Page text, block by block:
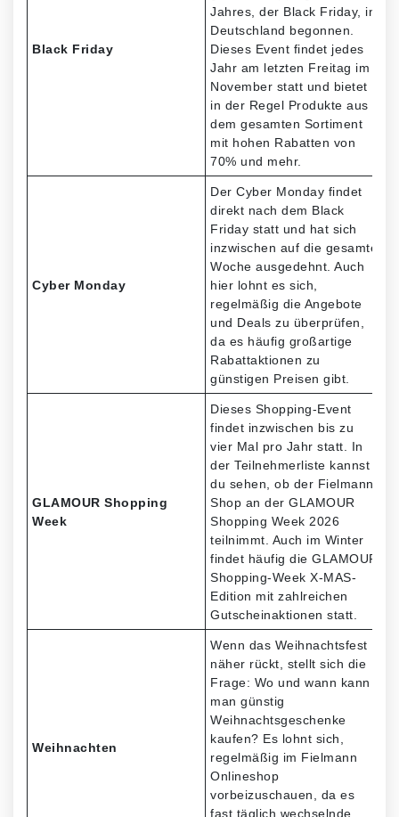
Black Friday
Jahres, der Black Friday, in
Deutschland begonnen.
Dieses Event findet jedes
Jahr am letzten Freitag im
November statt und bietet
in der Regel Produkte aus
dem gesamten Sortiment
mit hohen Rabatten von
70% und mehr.
Cyber Monday
Der Cyber Monday findet
direkt nach dem Black
Friday statt und hat sich
inzwischen auf die gesamte
Woche ausgedehnt. Auch
hier lohnt es sich,
regelmäßig die Angebote
und Deals zu überprüfen,
da es häufig großartige
Rabattaktionen zu
günstigen Preisen gibt.
GLAMOUR Shopping
Week
Dieses Shopping-Event
findet inzwischen bis zu
vier Mal pro Jahr statt. In
der Teilnehmerliste kannst
du sehen, ob der Fielmann-
Shop an der GLAMOUR
Shopping Week 2026
teilnimmt. Auch im Winter
findet häufig die GLAMOUR
Shopping-Week X-MAS-
Edition mit zahlreichen
Gutscheinaktionen statt.
Weihnachten
Wenn das Weihnachtsfest
näher rückt, stellt sich die
Frage: Wo und wann kann
man günstig
Weihnachtsgeschenke
kaufen? Es lohnt sich,
regelmäßig im Fielmann
Onlineshop
vorbeizuschauen, da es
fast täglich wechselnde